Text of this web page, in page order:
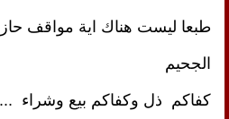
الجحيم
كفاكم  ذل وكفاكم بيع وشراء